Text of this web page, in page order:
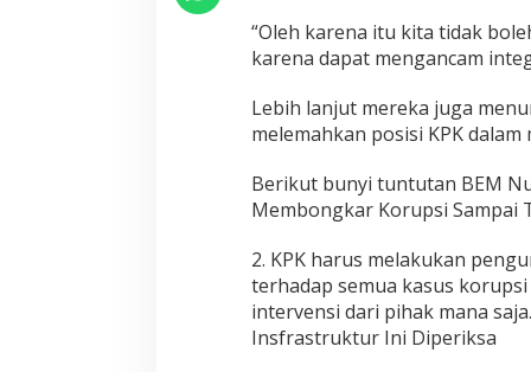
e
g
s
u
P
e
r
a
r
a
K
o
“Oleh karena itu kita tidak
karena dapat mengancam
Lebih lanjut mereka juga
melemahkan posisi KPK
Berikut bunyi tuntutan BEM
Membongkar Korupsi Sampai
2. KPK harus melakukan
terhadap semua kasus
intervensi dari pihak mana
Insfrastruktur Ini Diperiksa